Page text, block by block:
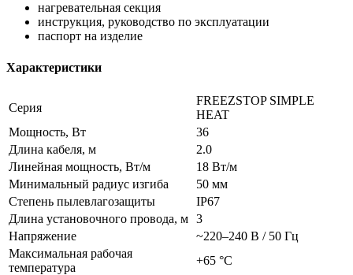
нагревательная секция
инструкция, руководство по эксплуатации
паспорт на изделие
Характеристики
Серия
FREEZSTOP SIMPLE
HEAT
Мощность, Вт
36
Длина кабеля, м
2.0
Линейная мощность, Вт/м
18 Вт/м
Минимальный радиус изгиба
50 мм
Степень пылевлагозащиты
IP67
Длина установочного провода, м 3
Напряжение
~220–240 В / 50 Гц
Максимальная рабочая
температура
+65 °С